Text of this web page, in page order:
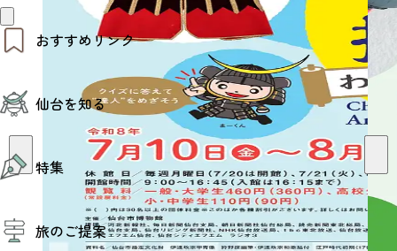
おすすめリンク
仙台夜時間
モデルコース
エリアガイド
お知らせ
お得なチケット
仙台を知る
仙台の魅力
エリアガイド
復興に向けて
仙台観光PR動画ライブラリー
仙台から行く東北周遊旅
伝統的工芸品
特集
夜時間トピックス
旅のご提案